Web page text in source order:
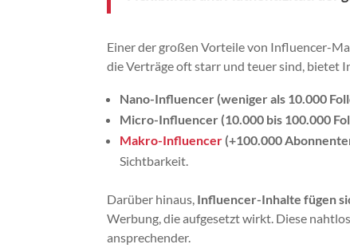
Einer der großen Vorteile von Influencer-
die Verträge oft starr und teuer sind, bietet
Nano-Influencer (weniger als 10.000
Micro-Influencer (10.000 bis 100.000
Makro-Influencer (+100.000
Sichtbarkeit.
Darüber hinaus, Influencer-Inhalte fügen
Werbung, die aufgesetzt wirkt. Diese
ansprechender.